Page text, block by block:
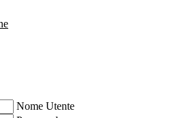
Nome Utente